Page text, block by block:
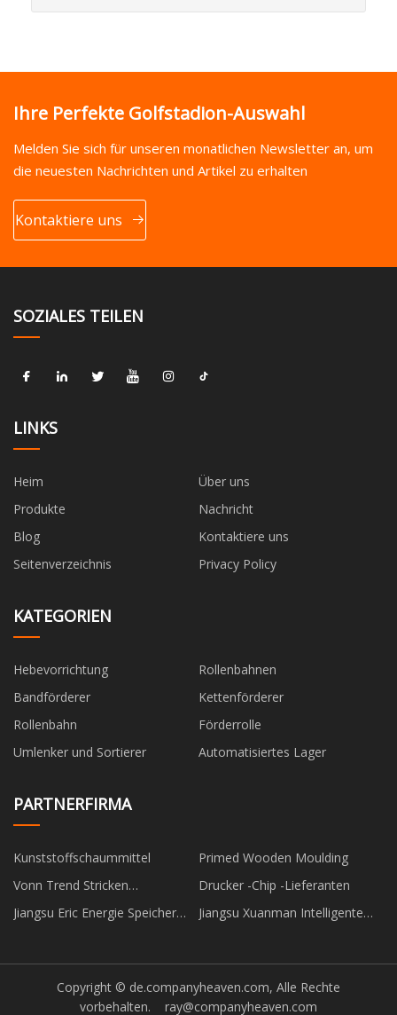
Ihre Perfekte Golfstadion-Auswahl
Melden Sie sich für unseren monatlichen Newsletter an, um
die neuesten Nachrichten und Artikel zu erhalten
Kontaktiere uns
SOZIALES TEILEN
LINKS
Heim
Über uns
Produkte
Nachricht
Blog
Kontaktiere uns
Seitenverzeichnis
Privacy Policy
KATEGORIEN
Hebevorrichtung
Rollenbahnen
Bandförderer
Kettenförderer
Rollenbahn
Förderrolle
Umlenker und Sortierer
Automatisiertes Lager
PARTNERFIRMA
Kunststoffschaummittel
Primed Wooden Moulding
Vonn Trend Stricken
Kleidungsstück Co. Ltd.
Drucker -Chip -Lieferanten
Jiangsu Eric Energie Speicher
Jiangsu Xuanman Intelligente
Copyright © de.companyheaven.com, Alle Rechte
vorbehalten. ray@companyheaven.com